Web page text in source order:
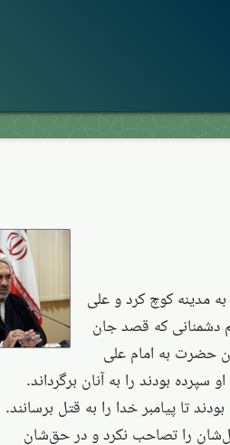
به مدینه کوچ کرد و علی
دشمنانی که قصد جان
حضرت به امام علی
بودند را به آنان برگرداند.
تا پیامبر خدا را به قتل برسانند.
را تصاحب نکرد و در حق‌شان